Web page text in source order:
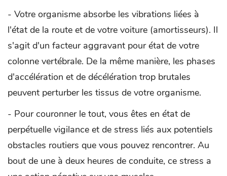
- Votre organisme absorbe les vibrations liées à
l'état de la route et de votre voiture (amortisseurs). Il
s'agit d'un facteur aggravant pour état de votre
colonne vertébrale. De la même manière, les phases
d'accélération et de décélération trop brutales
peuvent perturber les tissus de votre organisme.
- Pour couronner le tout, vous êtes en état de
perpétuelle vigilance et de stress liés aux potentiels
obstacles routiers que vous pouvez rencontrer. Au
bout de une à deux heures de conduite, ce stress a